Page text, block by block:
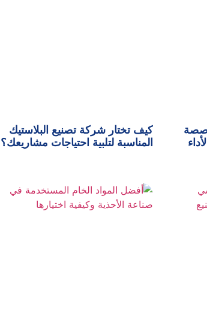
كيف تختار شركة تصنيع البلاستيك
المناسبة لتلبية احتياجات مشاريعك؟